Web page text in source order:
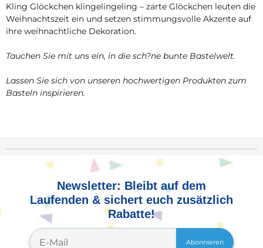
Kling Glöckchen klingelingeling – zarte Glöckchen leuten die
Weihnachtszeit ein und setzen stimmungsvolle Akzente auf
ihre weihnachtliche Dekoration.
Tauchen Sie mit uns ein, in die sch?ne bunte Bastelwelt.
Lassen Sie sich von unseren hochwertigen Produkten zum
Basteln inspirieren.
Newsletter: Bleibt auf dem
Laufenden & sichert euch zusätzlich
Rabatte!
Abonnieren